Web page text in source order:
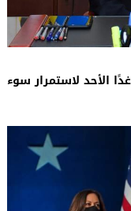
الأحد لاستمرار سوء